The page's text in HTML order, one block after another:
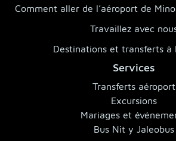
Comment aller de l’aéroport de
Travaillez avec
Destinations et transferts à
Services
Transferts aéroport
Excursions
Mariages et
Bus Nit y Jaleobus